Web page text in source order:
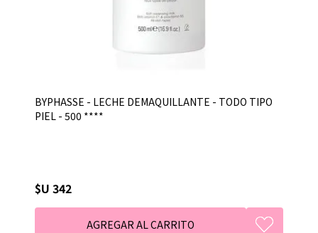
BYPHASSE - LECHE DEMAQUILLANTE - TODO TIPO
PIEL - 500 ****
$U 342